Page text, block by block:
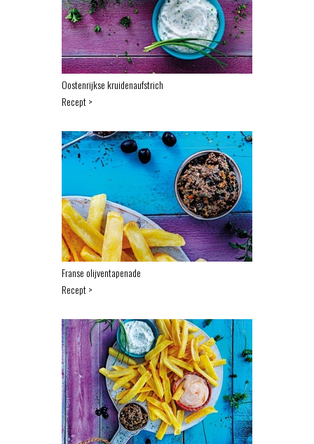
Oostenrijkse kruidenaufstrich
Recept >
Franse olijventapenade
Recept >